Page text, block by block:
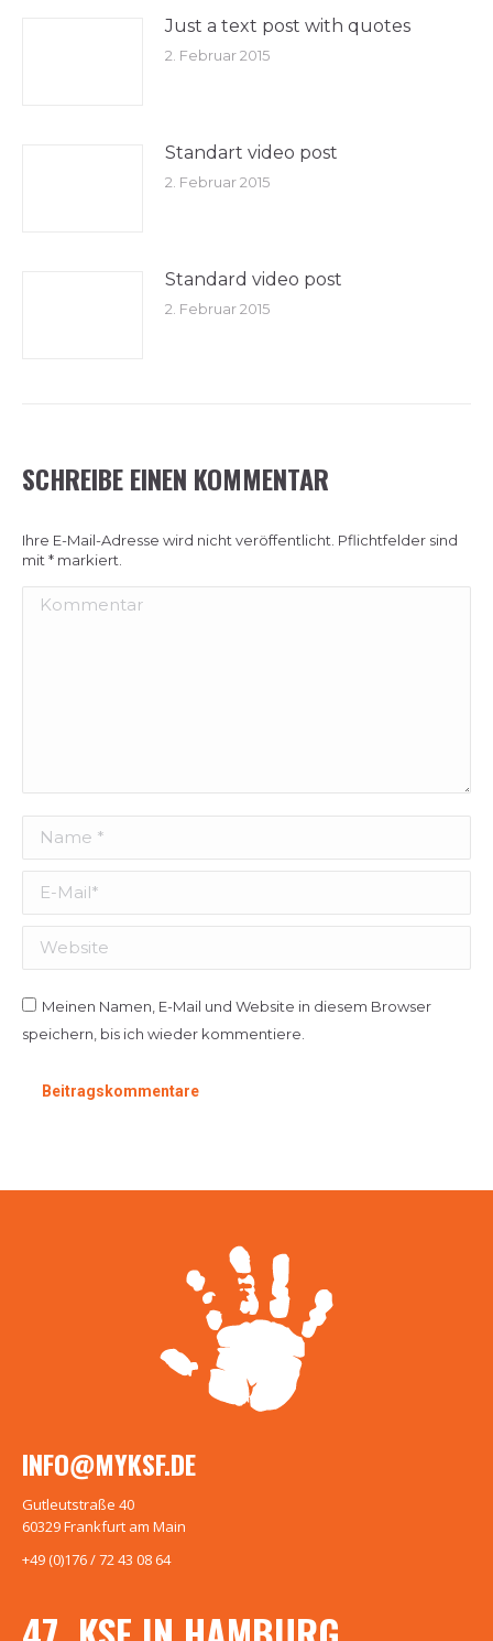
Just a text post with quotes
2. Februar 2015
Standart video post
2. Februar 2015
Standard video post
2. Februar 2015
SCHREIBE EINEN KOMMENTAR
Ihre E-Mail-Adresse wird nicht veröffentlicht. Pflichtfelder sind
mit * markiert.
Kommentar
Name *
E-Mail *
Website
Meinen Namen, E-Mail und Website in diesem Browser
speichern, bis ich wieder kommentiere.
Beitragskommentare
INFO@MYKSF.DE
Gutleutstraße 40
60329 Frankfurt am Main
+49 (0)176 / 72 43 08 64